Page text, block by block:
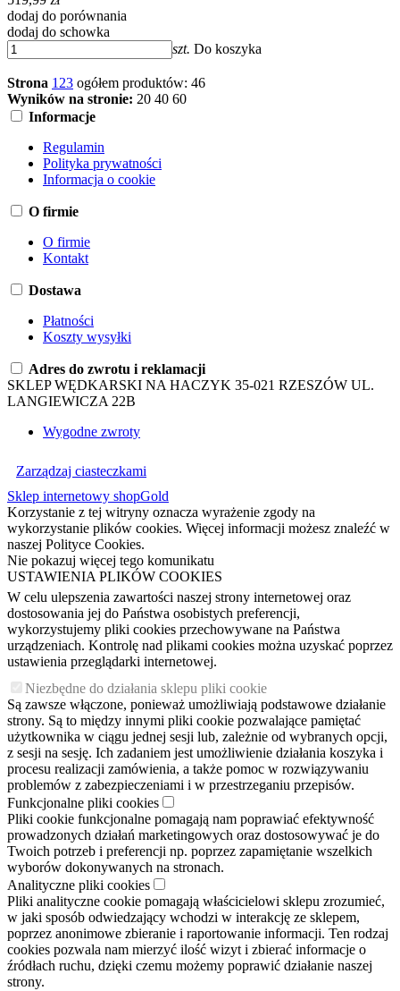
dodaj do porównania
dodaj do schowka
szt. Do koszyka
Strona 1 23 ogółem produktów: 46
Wyników na stronie: 20 40 60
Informacje
Regulamin
Polityka prywatności
Informacja o cookie
O firmie
O firmie
Kontakt
Dostawa
Płatności
Koszty wysyłki
Adres do zwrotu i reklamacji
SKLEP WĘDKARSKI NA HACZYK 35-021 RZESZÓW UL.
LANGIEWICZA 22B
Wygodne zwroty
Zarządzaj ciasteczkami
Sklep internetowy shopGold
Korzystanie z tej witryny oznacza wyrażenie zgody na
wykorzystanie plików cookies. Więcej informacji możesz znaleźć w
naszej Polityce Cookies.
Nie pokazuj więcej tego komunikatu
USTAWIENIA PLIKÓW COOKIES
W celu ulepszenia zawartości naszej strony internetowej oraz
dostosowania jej do Państwa osobistych preferencji,
wykorzystujemy pliki cookies przechowywane na Państwa
urządzeniach. Kontrolę nad plikami cookies można uzyskać poprzez
ustawienia przeglądarki internetowej.
Niezbędne do działania sklepu pliki cookie
Są zawsze włączone, ponieważ umożliwiają podstawowe działanie
strony. Są to między innymi pliki cookie pozwalające pamiętać
użytkownika w ciągu jednej sesji lub, zależnie od wybranych opcji,
z sesji na sesję. Ich zadaniem jest umożliwienie działania koszyka i
procesu realizacji zamówienia, a także pomoc w rozwiązywaniu
problemów z zabezpieczeniami i w przestrzeganiu przepisów.
Funkcjonalne pliki cookies
Pliki cookie funkcjonalne pomagają nam poprawiać efektywność
prowadzonych działań marketingowych oraz dostosowywać je do
Twoich potrzeb i preferencji np. poprzez zapamiętanie wszelkich
wyborów dokonywanych na stronach.
Analityczne pliki cookies
Pliki analityczne cookie pomagają właścicielowi sklepu zrozumieć,
w jaki sposób odwiedzający wchodzi w interakcję ze sklepem,
poprzez anonimowe zbieranie i raportowanie informacji. Ten rodzaj
cookies pozwala nam mierzyć ilość wizyt i zbierać informacje o
źródłach ruchu, dzięki czemu możemy poprawić działanie naszej
strony.